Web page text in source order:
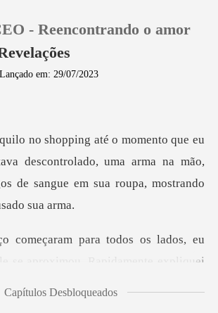
- Reencontrando o amor
Lançado em: 29/07/2023
descontrolado, uma arma na mão,
de
eu
se aproximou. Rapidamente ex
Capítulos Desbloqueados